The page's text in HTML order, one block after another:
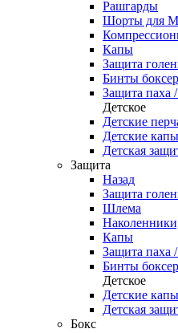
Рашгарды
Шорты для
Капы
Защита
Бинты
Защита паха
Детское
Детские
Детские капы
Детская
Защита
Назад
Защита
Шлема
Капы
Защита паха
Бинты
Детское
Детские капы
Детская
Бокс